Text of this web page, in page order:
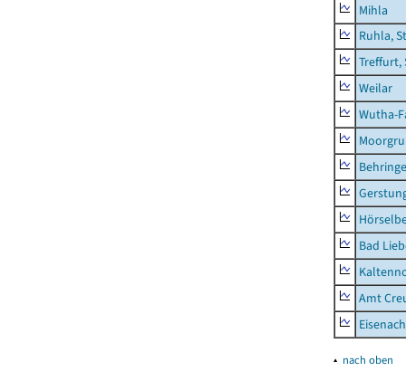
Mihla
Ruhla,
Treffurt,
Weilar
Wutha-
Bad
Amt
▴ nach oben